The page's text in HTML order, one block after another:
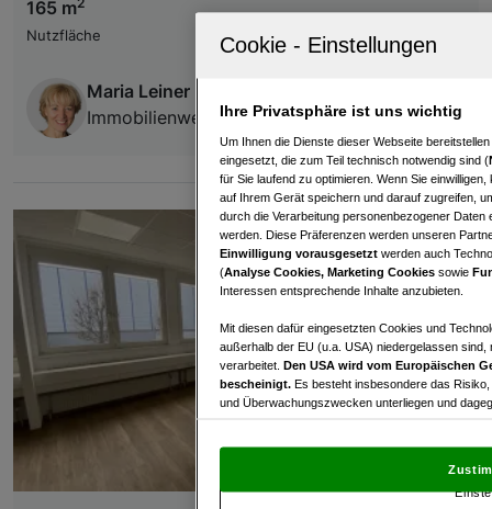
165 m
Nutzfläche
Maria Leiner
Immobilienwelt LeinerIhre Privatsphäre ist uns wichtig
Um Ihnen die Dienste dieser Webseite
eingesetzt, die zum Teil technisch notwendig sind (
für Sie laufend zu optimieren. Wenn Sie
auf Ihrem Gerät speichern und darauf zugreifen,
durch die Verarbeitung personenbezogener
werden. Diese Präferenzen werden unseren
Einwilligung vorausgesetzt werden auch
(Analyse Cookies, Marketing Cookies sowie
Interessen entsprechende Inhalte anzubieten.
Mit diesen dafür eingesetzten Cookies und
außerhalb der EU (u.a. USA) niedergelassen
verarbeitet. Den USA wird vom Europäischen
bescheinigt. Es besteht insbesondere das
und Überwachungszwecken unterliegen und
und Widerspruch gegen die Verarbeitung auf der
„Cookie Einstellungen“, die sich auf jeder Seite